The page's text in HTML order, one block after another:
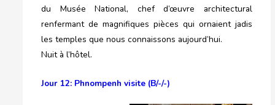
du Musée National, chef d’œuvre architectural
renfermant de magnifiques pièces qui ornaient jadis
les temples que nous connaissons aujourd’hui.
Nuit à l’hôtel.
Jour 12: Phnompenh visite (B/-/-)